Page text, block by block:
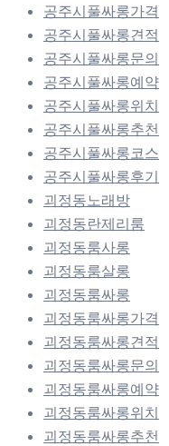
공주시풀싸롱가격
공주시풀싸롱견적
공주시풀싸롱문의
공주시풀싸롱예약
공주시풀싸롱위치
공주시풀싸롱추천
공주시풀싸롱코스
공주시풀싸롱후기
괴정동노래방
괴정동란제리룸
괴정동룸사롱
괴정동룸살롱
괴정동룸싸롱
괴정동룸싸롱가격
괴정동룸싸롱견적
괴정동룸싸롱문의
괴정동룸싸롱예약
괴정동룸싸롱위치
괴정동룸싸롱추천